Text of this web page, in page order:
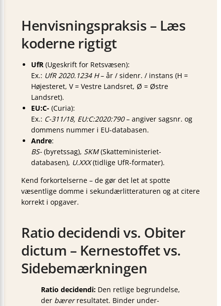
Henvisningspraksis – Læs
koderne rigtigt
UfR (Ugeskrift for Retsvæsen):
Ex.: UfR 2020.1234 H– år / sidenr. / instans (H =
Højesteret, V = Vestre Landsret, Ø = Østre
Landsret).
EU:C- (Curia):
Ex.: C-311/18, EU:C:2020:790– angiver sagsnr. og
dommens nummer i EU-databasen.
Andre:
BS- (byretssag), SKM(Skatteministeriet-
databasen), U.XXX(tidlige UfR-formater).
Kend forkortelserne – de gør det let at spotte
væsentlige domme i sekundærlitteraturen og at citere
korrekt i opgaver.
Ratio decidendi vs. Obiter
dictum – Kernestoffet vs.
Sidebemærkningen
Ratio decidendi: Den retlige begrundelse,
der bærerresultatet. Binder under­